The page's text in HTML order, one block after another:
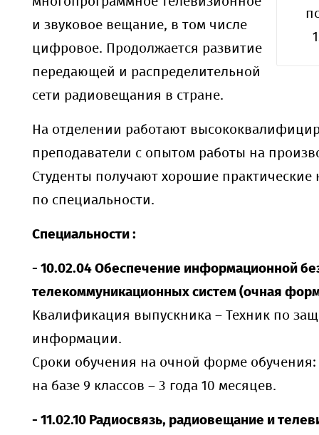
и звуковое вещание, в том числе
цифровое. Продолжается развитие
передающей и распределительной
сети радиовещания в стране.
На отделении работают
преподаватели с опытом работы на
Студенты получают хорошие
по специальности.
Специальности :
- 10.02.04 Обеспечение информационной
телекоммуникационных систем (очная
Квалификация выпускника – Техник по
информации.
Сроки обучения на очной форме обучения:
на базе 9 классов – 3 года 10 месяцев.
- 11.02.10 Радиосвязь, радиовещание и